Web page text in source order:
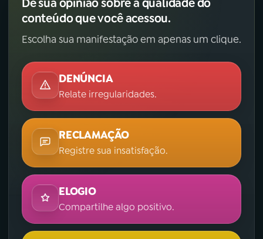
conteúdo que você acessou.
Escolha sua manifestação em apenas um clique.
DENÚNCIA
Relate irregularidades.
RECLAMAÇÃO
Registre sua insatisfação.
ELOGIO
Compartilhe algo positivo.